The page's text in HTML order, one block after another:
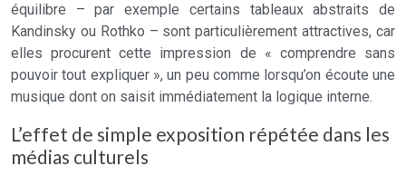
équilibre – par exemple certains tableaux abstraits de
Kandinsky ou Rothko – sont particulièrement attractives, car
elles procurent cette impression de « comprendre sans
pouvoir tout expliquer », un peu comme lorsqu’on écoute une
musique dont on saisit immédiatement la logique interne.
L’effet de simple exposition répétée dans les
médias culturels